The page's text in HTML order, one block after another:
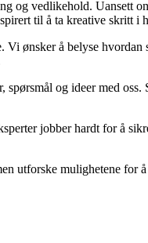
og vedlikehold. Uansett
til å ta kreative skritt i
ønsker å belyse
og ideer med
jobber hardt for å
utforske mulighetene for